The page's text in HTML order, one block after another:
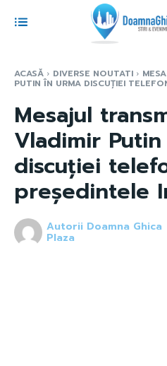
ACASĂ DIVERSE NOUTATI
PUTIN ÎN URMA DISCUȚIEI
Mesajul
Vladimir
discuției
președintele
Autorii Doamna Ghica
Plaza